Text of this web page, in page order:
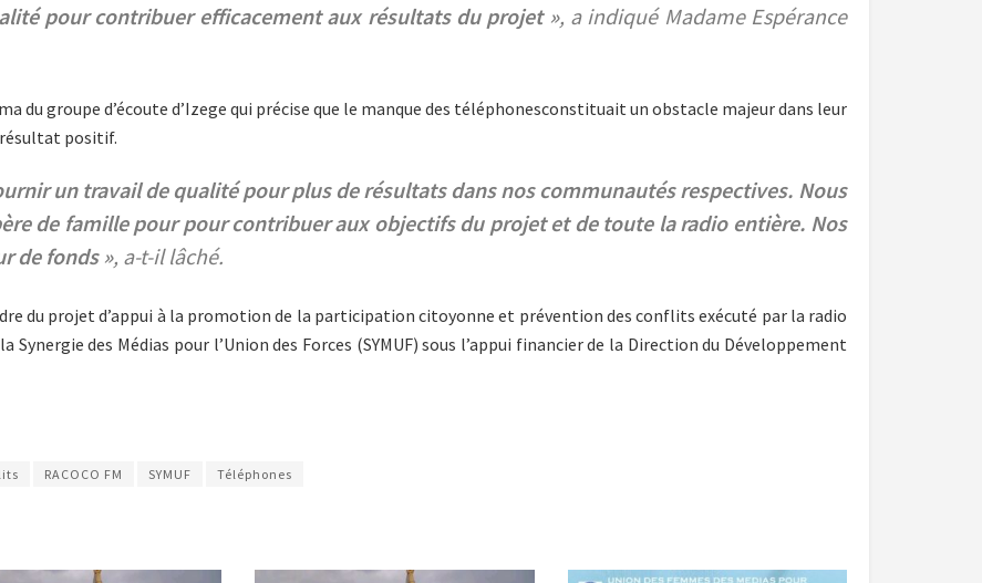
pour contribuer efficacement aux résultats du projet », a indiqué Madame Espérance
du groupe d’écoute d’Izege qui précise que le manque des téléphonesconstituait un obstacle majeur dans leur
résultat positif.
un travail de qualité pour plus de résultats dans nos communautés respectives. Nous
de famille pour pour contribuer aux objectifs du projet et de toute la radio entière. Nos
de fonds », a-t-il lâché.
du projet d’appui à la promotion de la participation citoyonne et prévention des conflits exécuté par la radio
des Médias pour l’Union des Forces (SYMUF) sous l’appui financier de la Direction du Développement
RACOCO FM SYMUF Téléphones